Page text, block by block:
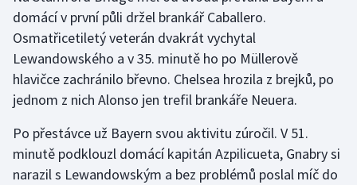
Florbal
Futsal
Golf
Gymnastika
Házená
domácí v první půli držel brankář Caballero.
Osmatřicetiletý veterán dvakrát vychytal
Lewandowského a v 35. minutě ho po Müllerově
hlavičce zachránilo břevno. Chelsea hrozila z brejků, po
jednom z nich Alonso jen trefil brankáře Neuera.
Po přestávce už Bayern svou aktivitu zúročil. V 51.
minutě podklouzl domácí kapitán Azpilicueta, Gnabry si
narazil s Lewandowským a bez problémů poslal míč do